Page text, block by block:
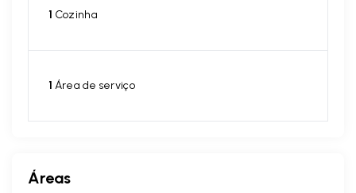
1 Cozinha
1 Área de serviço
Áreas